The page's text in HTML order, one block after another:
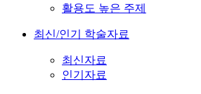
활용도 높은 주제
최신/인기 학술자료
최신자료
인기자료